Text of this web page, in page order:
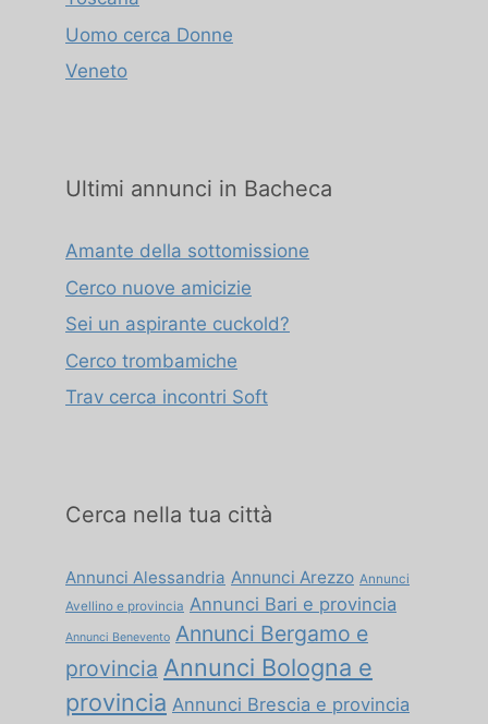
Uomo cerca Donne
Veneto
Ultimi annunci in Bacheca
Amante della sottomissione
Cerco nuove amicizie
Sei un aspirante cuckold?
Cerco trombamiche
Trav cerca incontri Soft
Cerca nella tua città
Annunci Alessandria Annunci Arezzo Annunci
Avellino e provincia Annunci Bari e provincia
Annunci Benevento Annunci Bergamo e
provincia Annunci Bologna e
provincia Annunci Brescia e provincia